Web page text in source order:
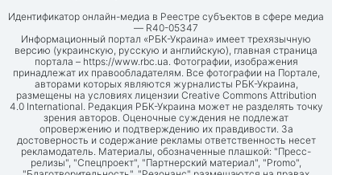
Идентификатор онлайн-медиа в Реестре субъектов в сфере медиа
— R40-05347
Информационный портал «РБК-Украина» имеет трехязычную
версию (украинскую, русскую и английскую), главная страница
портала – https://www.rbc.ua. Фотографии, изображения
принадлежат их правообладателям. Все фотографии на Портале,
авторами которых являются журналисты РБК-Украина,
размещены на условиях лицензии Creative Commons Attribution
4.0 International. Редакция РБК-Украина может не разделять точку
зрения авторов. Оценочные суждения не подлежат
опровержению и подтверждению их правдивости. За
достоверность и содержание рекламы ответственность несет
рекламодатель. Материалы, обозначенные плашкой: "Пресс-
релизы", "Спецпроект", "Партнерский материал", "Promo",